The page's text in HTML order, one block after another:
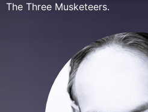
The Three Musketeers.